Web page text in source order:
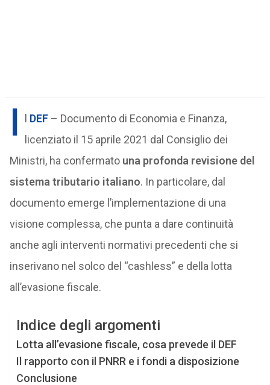
I DEF– Documento di Economia e Finanza,
licenziato il 15 aprile 2021 dal Consiglio dei
Ministri, ha confermato una profonda revisione del
sistema tributario italiano. In particolare, dal
documento emerge l’implementazione di una
visione complessa, che punta a dare continuità
anche agli interventi normativi precedenti che si
inserivano nel solco del “cashless” e della lotta
all’evasione fiscale.
Indice degli argomenti
Lotta all’evasione fiscale, cosa prevede il DEF
Il rapporto con il PNRR e i fondi a disposizione
Conclusione